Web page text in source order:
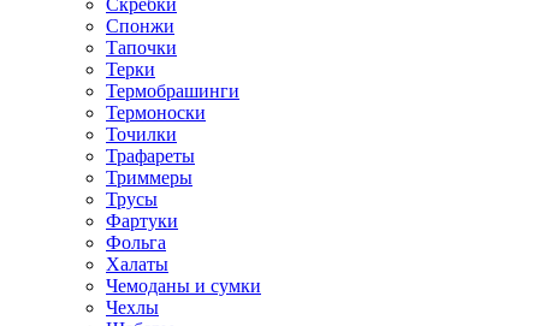
Скребки
Спонжи
Тапочки
Терки
Термобрашинги
Термоноски
Точилки
Трафареты
Триммеры
Трусы
Фартуки
Фольга
Халаты
Чемоданы и сумки
Чехлы